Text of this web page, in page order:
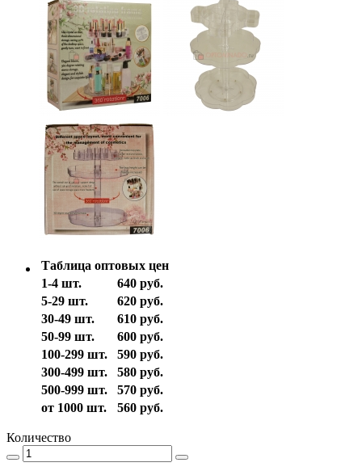
Таблица оптовых цен
1-4 шт.
640 руб.
5-29 шт.
620 руб.
30-49 шт.
610 руб.
50-99 шт.
600 руб.
100-299 шт.
590 руб.
300-499 шт.
580 руб.
500-999 шт.
570 руб.
от 1000 шт.
560 руб.
Количество